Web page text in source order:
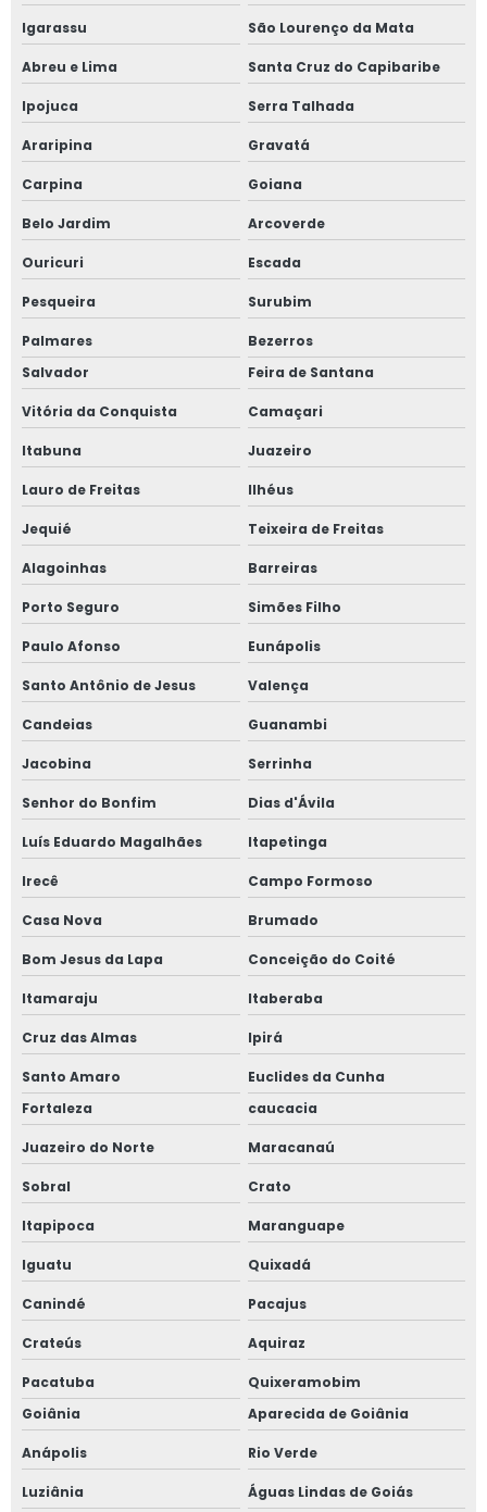
Igarassu São Lourenço da Mata
Abreu e Lima Santa Cruz do Capibaribe
Ipojuca Serra Talhada
Araripina Gravatá
Carpina Goiana
Belo Jardim Arcoverde
Ouricuri Escada
Pesqueira Surubim
Palmares
Bezerros
Salvador
Feira de Santana
Vitória da Conquista Camaçari
Itabuna Juazeiro
Lauro de Freitas Ilhéus
Jequié Teixeira de Freitas
Alagoinhas Barreiras
Porto Seguro Simões Filho
Paulo Afonso Eunápolis
Santo Antônio de Jesus Valença
Candeias Guanambi
Jacobina Serrinha
Senhor do Bonfim Dias d'Ávila
Luís Eduardo Magalhães Itapetinga
Irecê Campo Formoso
Casa Nova Brumado
Bom Jesus da Lapa Conceição do Coité
Itamaraju Itaberaba
Cruz das Almas Ipirá
Santo Amaro
Euclides da Cunha
Fortaleza
caucacia
Juazeiro do Norte Maracanaú
Sobral Crato
Itapipoca Maranguape
Iguatu Quixadá
Canindé Pacajus
Crateús Aquiraz
Pacatuba
Quixeramobim
Goiânia
Aparecida de Goiânia
Anápolis Rio Verde
Luziânia Águas Lindas de Goiás